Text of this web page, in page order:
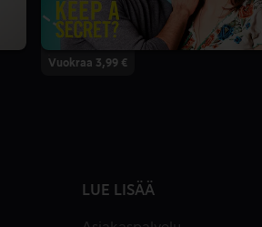
Vuokraa 3,99 €
LUE LISÄÄ